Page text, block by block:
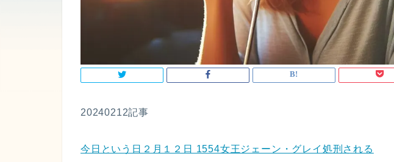
20240212記事
今日という日２月１２日 1554女王ジェーン・グレイ処刑される